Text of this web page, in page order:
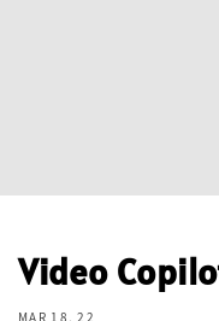
Video
MAR 18, 22